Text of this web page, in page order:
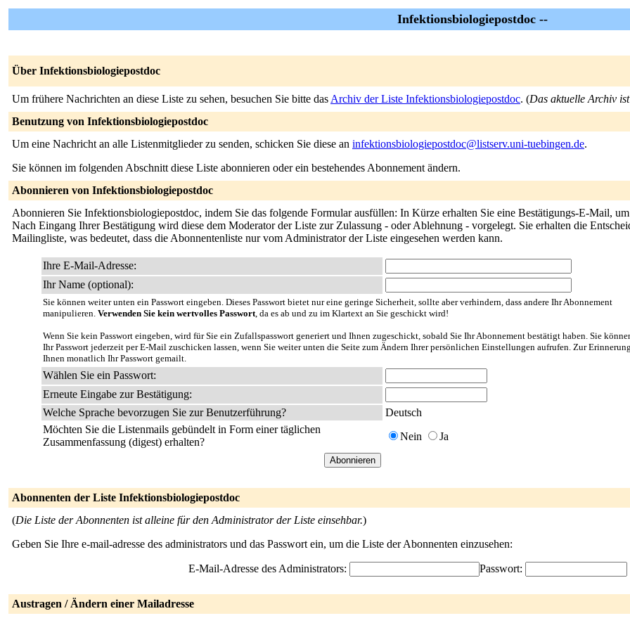
Infektionsbiologiepostdoc --
Über Infektionsbiologiepostdoc
Um frühere Nachrichten an diese Liste zu sehen, besuchen Sie bitte das Archiv der Liste Infektionsbiologiepostdoc. (Das aktuelle Archiv
Benutzung von Infektionsbiologiepostdoc
Um eine Nachricht an alle Listenmitglieder zu senden, schicken Sie diese an infektionsbiologiepostdoc@listserv.uni-tuebingen.de.
Sie können im folgenden Abschnitt diese Liste abonnieren oder ein bestehendes Abonnement ändern.
Abonnieren von Infektionsbiologiepostdoc
Abonnieren Sie Infektionsbiologiepostdoc, indem Sie das folgende Formular ausfüllen: In Kürze erhalten Sie eine Bestätigungs-E-Mail,
Nach Eingang Ihrer Bestätigung wird diese dem Moderator der Liste zur Zulassung - oder Ablehnung - vorgelegt. Sie erhalten die
Mailingliste, was bedeutet, dass die Abonnentenliste nur vom Administrator der Liste eingesehen werden kann.
Ihre E-Mail-Adresse:
Ihr Name (optional):
Sie können weiter unten ein Passwort eingeben. Dieses Passwort bietet nur eine geringe Sicherheit, sollte aber verhindern, dass andere Ihr Abonnement
manipulieren. Verwenden Sie kein wertvolles Passwort, da es ab und zu im Klartext an Sie geschickt wird!
Wenn Sie kein Passwort eingeben, wird für Sie ein Zufallspasswort generiert und Ihnen zugeschickt, sobald Sie Ihr Abonnement bestätigt haben. Sie
Ihr Passwort jederzeit per E-Mail zuschicken lassen, wenn Sie weiter unten die Seite zum Ändern Ihrer persönlichen Einstellungen aufrufen. Zur
Ihnen monatlich Ihr Passwort gemailt.
Wählen Sie ein Passwort:
Erneute Eingabe zur Bestätigung:
Welche Sprache bevorzugen Sie zur Benutzerführung?
Deutsch
Möchten Sie die Listenmails gebündelt in Form einer täglichen
Zusammenfassung (digest) erhalten?
Nein Ja
Abonnenten der Liste Infektionsbiologiepostdoc
(Die Liste der Abonnenten ist alleine für den Administrator der Liste einsehbar.)
Geben Sie Ihre e-mail-adresse des administrators und das Passwort ein, um die Liste der Abonnenten einzusehen:
E-Mail-Adresse des Administrators: Passwort:
Austragen / Ändern einer Mailadresse